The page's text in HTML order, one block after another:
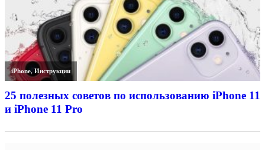
iPhone,Инструкции
25 полезных советов по использованию iPhone 11
и iPhone 11 Pro